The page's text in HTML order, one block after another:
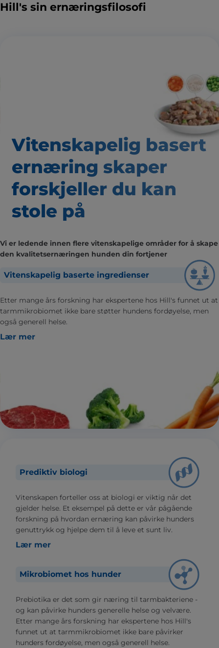
Hill's sin ernæringsfilosofi
Vitenskapelig basert
ernæring skaper
forskjeller du kan
stole på
Vi er ledende innen flere vitenskapelige områder for å skape
den kvalitetsernæringen hunden din fortjener
Vitenskapelig baserte ingredienser
Etter mange års forskning har ekspertene hos Hill's funnet ut at
tarmmikrobiomet ikke bare støtter hundens fordøyelse, men
også generell helse.
Lær mer
Prediktiv biologi
Vitenskapen forteller oss at biologi er viktig når det
gjelder helse. Et eksempel på dette er vår pågående
forskning på hvordan ernæring kan påvirke hunders
genuttrykk og hjelpe dem til å leve et sunt liv.
Lær mer
Mikrobiomet hos hunder
Prebiotika er det som gir næring til tarmbakteriene -
og kan påvirke hunders generelle helse og velvære.
Etter mange års forskning har ekspertene hos Hill's
funnet ut at tarmmikrobiomet ikke bare påvirker
hunders fordøyelse, men også generell helse.